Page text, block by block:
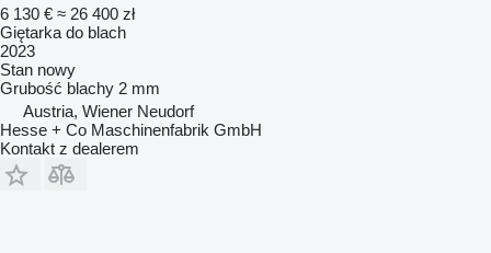
6 130 € ≈ 26 400 zł
Giętarka do blach
2023
Stan nowy
Grubość blachy 2 mm
Austria, Wiener Neudorf
Hesse + Co Maschinenfabrik GmbH
Kontakt z dealerem